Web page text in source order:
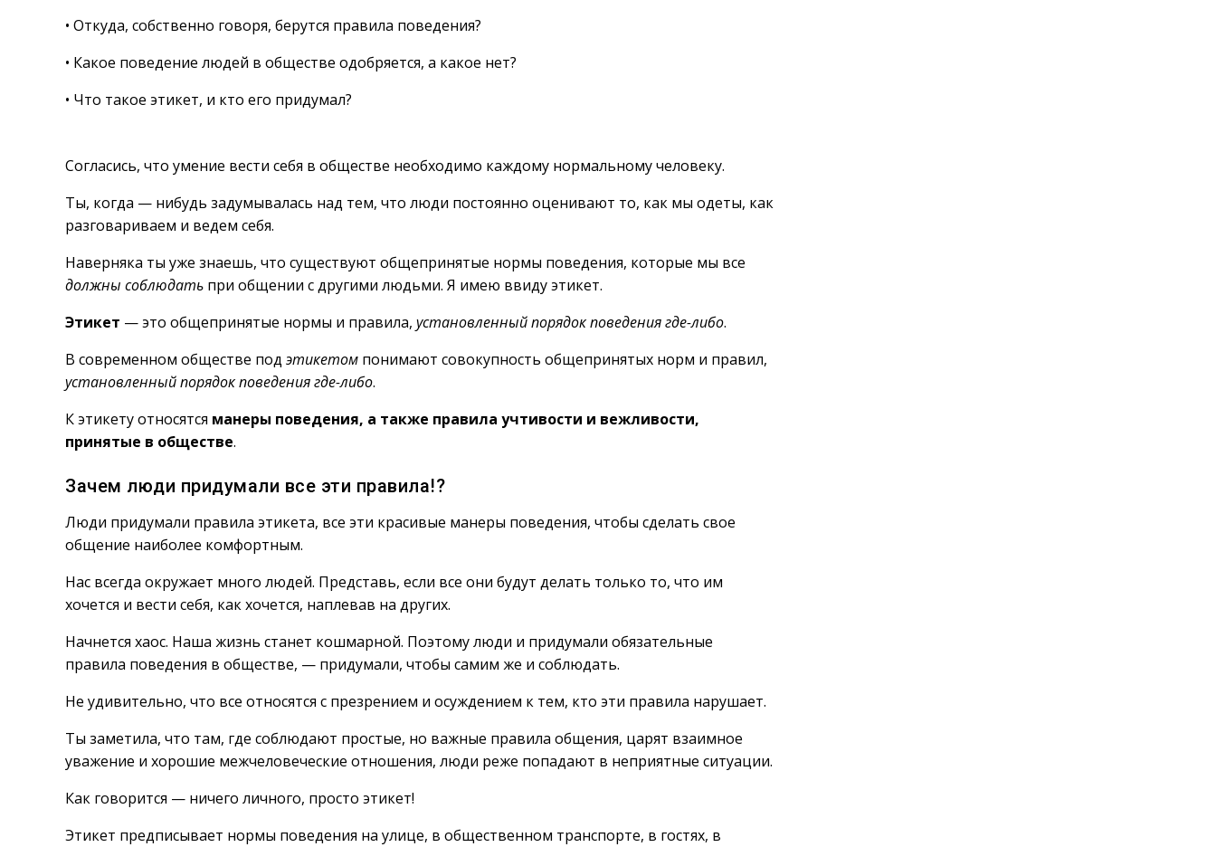
• Откуда, собственно говоря, берутся правила поведения?
• Какое поведение людей в обществе одобряется, а какое нет?
• Что такое этикет, и кто его придумал?
Согласись, что умение вести себя в обществе необходимо каждому нормальному человеку.
Ты, когда — нибудь задумывалась над тем, что люди постоянно оценивают то, как мы одеты, как
разговариваем и ведем себя.
Наверняка ты уже знаешь, что существуют общепринятые нормы поведения, которые мы все
должны соблюдать при общении с другими людьми. Я имею ввиду этикет.
Этикет — это общепринятые нормы и правила, установленный порядок поведения где-либо.
В современном обществе под этикетом понимают совокупность общепринятых норм и правил,
установленный порядок поведения где-либо.
К этикету относятся манеры поведения, а также правила учтивости и вежливости,
принятые в обществе.
Зачем люди придумали все эти правила!?
Люди придумали правила этикета, все эти красивые манеры поведения, чтобы сделать свое
общение наиболее комфортным.
Нас всегда окружает много людей. Представь, если все они будут делать только то, что им
хочется и вести себя, как хочется, наплевав на других.
Начнется хаос. Наша жизнь станет кошмарной. Поэтому люди и придумали обязательные
правила поведения в обществе, — придумали, чтобы самим же и соблюдать.
Не удивительно, что все относятся с презрением и осуждением к тем, кто эти правила нарушает.
Ты заметила, что там, где соблюдают простые, но важные правила общения, царят взаимное
уважение и хорошие межчеловеческие отношения, люди реже попадают в неприятные ситуации.
Как говорится — ничего личного, просто этикет!
Этикет предписывает нормы поведения на улице, в общественном транспорте, в гостях, в